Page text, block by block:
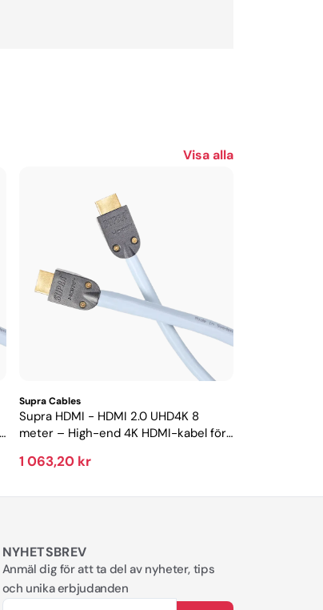
Visa alla
Supra Cables
Supra HDMI - HDMI 2.0 UHD4K 8
meter – High-end 4K HDMI-kabel för
1 063,20 kr
NYHETSBREV
Anmäl dig för att ta del av nyheter, tips
och unika erbjudanden